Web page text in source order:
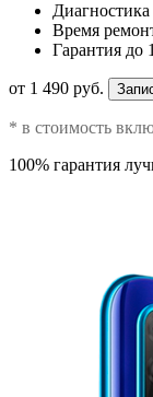
Диагностика
Время
Гарантия до
от 1 490 руб.
* в стоимость
100% гарантия